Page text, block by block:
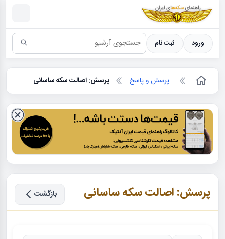
سکه ها ؛ راهنمای سکه شناسی
ورود ثبت نام
پرسش و پاسخ پرسش: اصالت سکه ساسانی
پرسش: اصالت سکه ساسانی بازگشت